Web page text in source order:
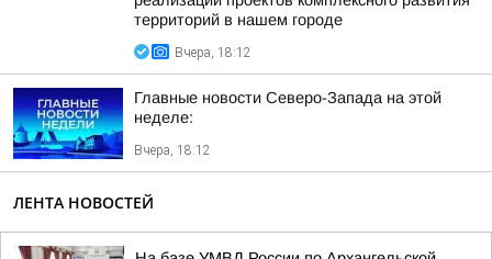
территорий в нашем городе
Вчера, 18:12
Главные новости Северо-Запада на этой
неделе:
Вчера, 18:12
ЛЕНТА НОВОСТЕЙ